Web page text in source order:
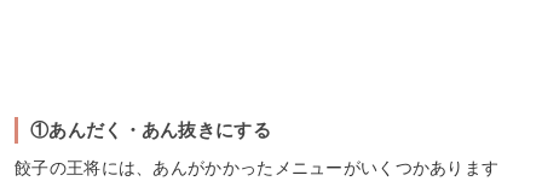
①あんだく・あん抜きにする
餃子の王将には、あんがかかったメニューがいくつかあります